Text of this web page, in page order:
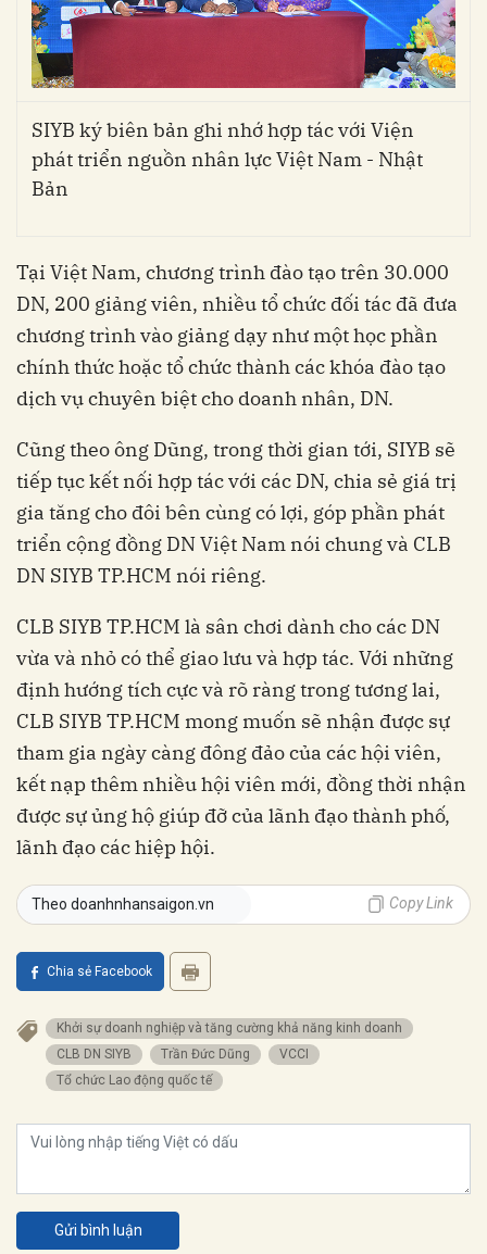
SIYB ký biên bản ghi nhớ hợp tác với Viện
phát triển nguồn nhân lực Việt Nam - Nhật
Bản
Tại Việt Nam, chương trình đào tạo trên 30.000
DN, 200 giảng viên, nhiều tổ chức đối tác đã đưa
chương trình vào giảng dạy như một học phần
chính thức hoặc tổ chức thành các khóa đào tạo
dịch vụ chuyên biệt cho doanh nhân, DN.
Cũng theo ông Dũng, trong thời gian tới, SIYB sẽ
tiếp tục kết nối hợp tác với các DN, chia sẻ giá trị
gia tăng cho đôi bên cùng có lợi, góp phần phát
triển cộng đồng DN Việt Nam nói chung và CLB
DN SIYB TP.HCM nói riêng.
CLB SIYB TP.HCM là sân chơi dành cho các DN
vừa và nhỏ có thể giao lưu và hợp tác. Với những
định hướng tích cực và rõ ràng trong tương lai,
CLB SIYB TP.HCM mong muốn sẽ nhận được sự
tham gia ngày càng đông đảo của các hội viên,
kết nạp thêm nhiều hội viên mới, đồng thời nhận
được sự ủng hộ giúp đỡ của lãnh đạo thành phố,
lãnh đạo các hiệp hội.
Theo doanhnhansaigon.vn Copy Link
Chia sẻ Facebook
Khởi sự doanh nghiệp và tăng cường khả năng kinh doanh
CLB DN SIYB
Trần Đức Dũng
VCCI
Tổ chức Lao động quốc tế
Gửi bình luận